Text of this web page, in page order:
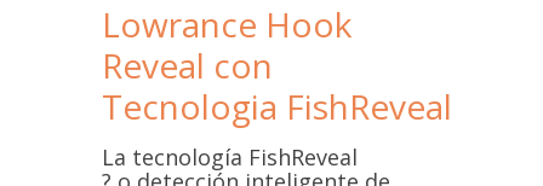
Lowrance Hook
Reveal con
Tecnologia FishReveal
La tecnología FishReveal